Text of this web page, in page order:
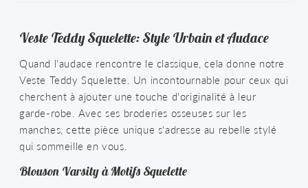
Veste Teddy Squelette: Style Urbain et Audace
Quand l'audace rencontre le classique, cela donne notre
Veste Teddy Squelette. Un incontournable pour ceux qui
cherchent à ajouter une touche d'originalité à leur
garde-robe. Avec ses broderies osseuses sur les
manches, cette pièce unique s'adresse au rebelle stylé
qui sommeille en vous.
Blouson Varsity à Motifs Squelette